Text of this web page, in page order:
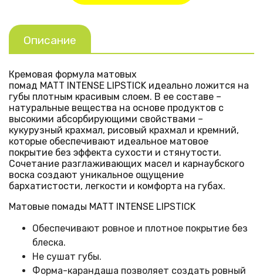
Описание
Кремовая формула матовых
помад MATT INTENSE LIPSTICK идеально ложится на
губы плотным красивым слоем. В ее составе –
натуральные вещества на основе продуктов с
высокими абсорбирующими свойствами –
кукурузный крахмал, рисовый крахмал и кремний,
которые обеспечивают идеальное матовое
покрытие без эффекта сухости и стянутости.
Сочетание разглаживающих масел и карнаубского
воска создают уникальное ощущение
бархатистости, легкости и комфорта на губах.
Матовые помады MATT INTENSE LIPSTICK
Обеспечивают ровное и плотное покрытие без
блеска.
Не сушат губы.
Форма-карандаша позволяет создать ровный